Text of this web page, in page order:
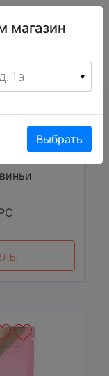
до 19:00 ежедневно
магазин
1а
Выбрать